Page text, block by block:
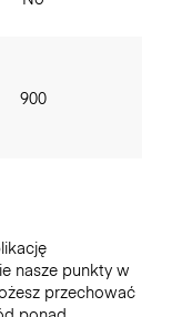
900
nasze punkty w
przechować